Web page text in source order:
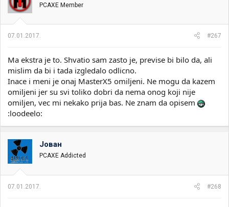
PCAXE Member
07.01.2017. #267
Ma ekstra je to. Shvatio sam zasto je, previse bi bilo da, ali
mislim da bi i tada izgledalo odlicno.
Inace i meni je onaj MasterX5 omiljeni. Ne mogu da kazem
omiljeni jer su svi toliko dobri da nema onog koji nije
omiljen, vec mi nekako prija bas. Ne znam da opisem
:loodeelo:
Јован
PCAXE Addicted
07.01.2017. #268